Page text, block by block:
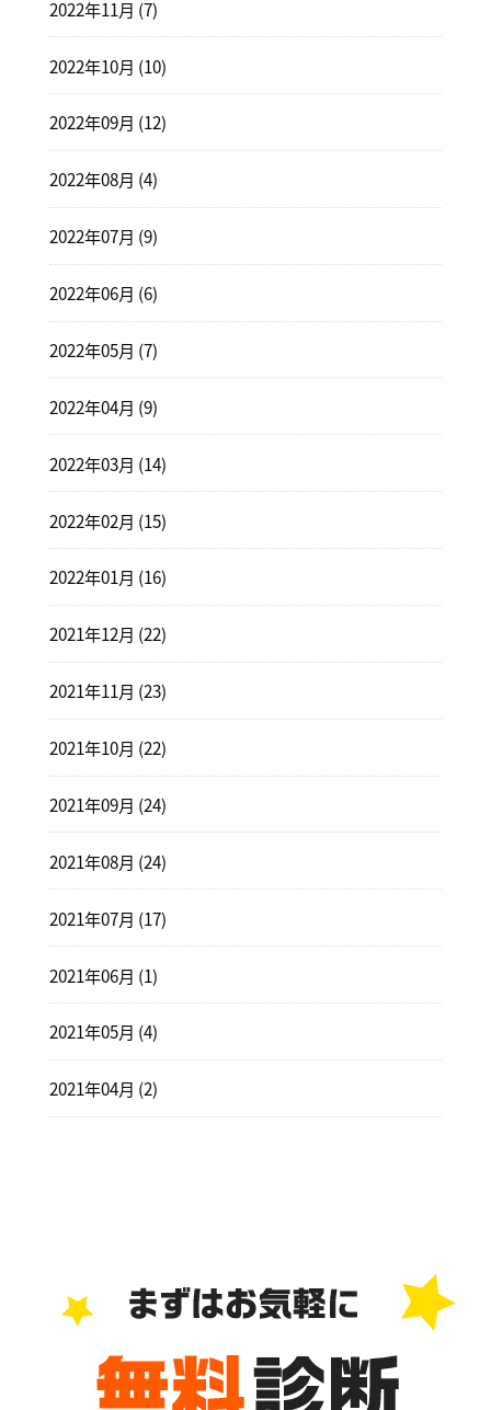
2022年11月 (7)
2022年10月 (10)
2022年09月 (12)
2022年08月 (4)
2022年07月 (9)
2022年06月 (6)
2022年05月 (7)
2022年04月 (9)
2022年03月 (14)
2022年02月 (15)
2022年01月 (16)
2021年12月 (22)
2021年11月 (23)
2021年10月 (22)
2021年09月 (24)
2021年08月 (24)
2021年07月 (17)
2021年06月 (1)
2021年05月 (4)
2021年04月 (2)